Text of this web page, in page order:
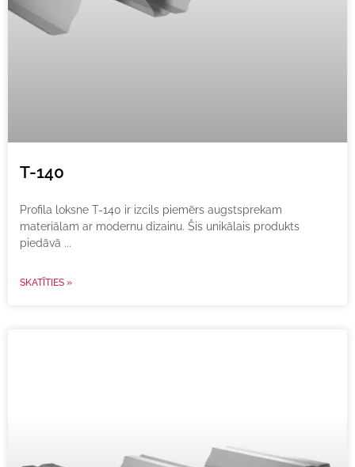
T-140
Profila loksne T-140 ir izcils piemērs augstsprekam
materiālam ar modernu dizainu. Šis unikālais produkts
piedāvā
SKATĪTIES »